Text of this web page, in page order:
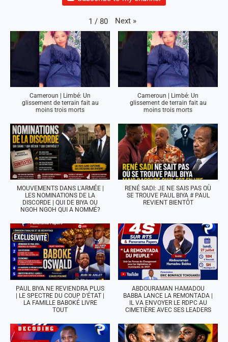
1 / 80 Next »
Cameroun | Limbé: Un
glissement de terrain fait au
moins trois morts
Cameroun | Limbé: Un
glissement de terrain fait au
moins trois morts
MOUVEMENTS DANS L'ARMÉE |
LES NOMINATIONS DE LA
DISCORDE | QUI DE BIYA OU
NGOH NGOH QUI A NOMMÉ?
RENÉ SADI: JE NE SAIS PAS OÙ
SE TROUVE PAUL BIYA # PAUL
REVIENT BIENTÔT
PAUL BIYA NE REVIENDRA PLUS
| LE SPECTRE DU COUP D'ÉTAT |
LA FAMILLE BABOKÉ LIVRE
TOUT
ABDOURAMAN HAMADOU
BABBA LANCE LA REMONTADA |
IL VA ENVOYER LE RDPC AU
CIMETIÈRE AVEC SES LEADERS